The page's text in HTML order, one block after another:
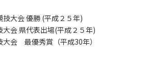
大会 優勝 (平成２５年)
会 県代表出場(平成２５年)
会 最優秀賞（平成30年）